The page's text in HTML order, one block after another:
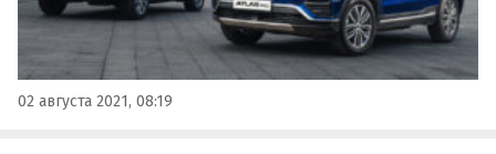
02 августа 2021, 08:19